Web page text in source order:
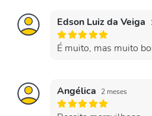
Edson Luiz da Veiga
É muito, mas muito
Angélica 2 meses